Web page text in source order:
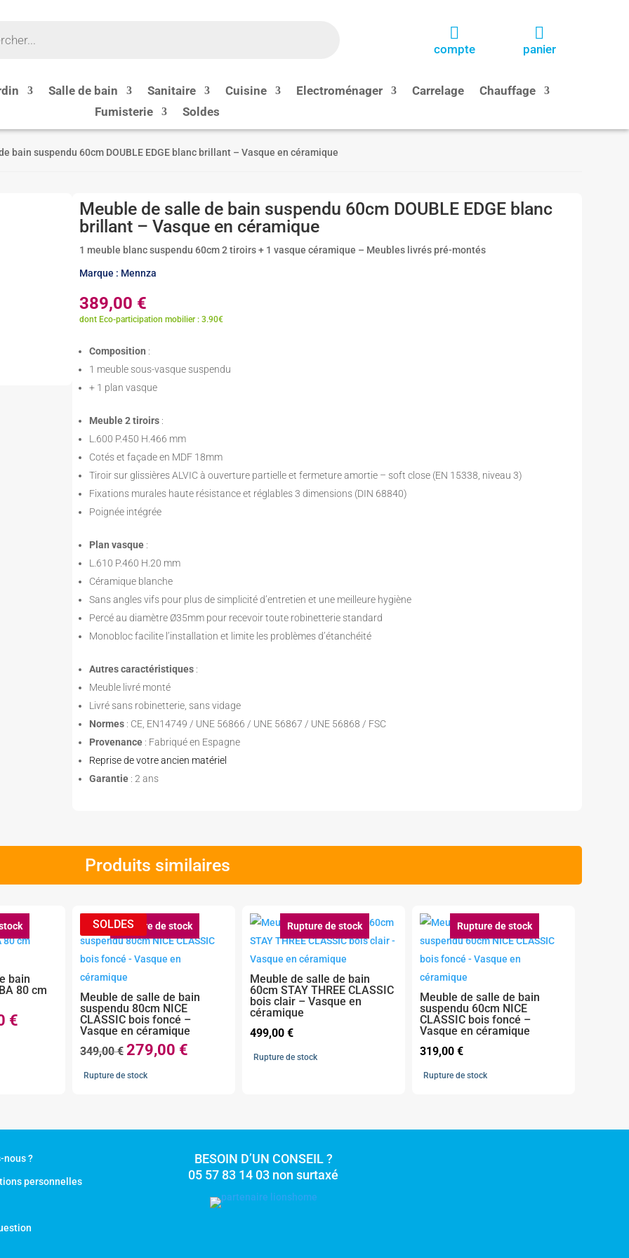

compte

panier
Salle de bain Sanitaire Cuisine Electroménager Carrelage
Chauffage
Fumisterie
Soldes
bain suspendu 60cm DOUBLE EDGE blanc brillant – Vasque en céramique
Meuble de salle de bain suspendu 60cm DOUBLE EDGE blanc
brillant – Vasque en céramique
1 meuble blanc suspendu 60cm 2 tiroirs + 1 vasque céramique – Meubles livrés pré-montés
Marque : Mennza
389,00 €
dont Eco-participation mobilier : 3.90€
Composition :
1 meuble sous-vasque suspendu
+ 1 plan vasque
Meuble 2 tiroirs :
L.600 P.450 H.466 mm
Cotés et façade en MDF 18mm
Tiroir sur glissières ALVIC à ouverture partielle et fermeture amortie – soft close (EN 15338, niveau 3)
Fixations murales haute résistance et réglables 3 dimensions (DIN 68840)
Poignée intégrée
Plan vasque :
L.610 P.460 H.20 mm
Céramique blanche
Sans angles vifs pour plus de simplicité d’entretien et une meilleure hygiène
Percé au diamètre Ø35mm pour recevoir toute robinetterie standard
Monobloc facilite l’installation et limite les problèmes d’étanchéité
Autres caractéristiques :
Meuble livré monté
Livré sans robinetterie, sans vidage
Normes : CE, EN14749 / UNE 56866 / UNE 56867 / UNE 56868 / FSC
Provenance : Fabriqué en Espagne
Reprise de votre ancien matériel
Garantie : 2 ans
Produits similaires
bain
80 cm
€
Rupture de stock
Meuble de salle de bain
suspendu 80cm NICE
CLASSIC bois foncé –
Vasque en céramique
349,00€ Le
prix
279,00 €
Rupture de stock
Rupture de stock
Meuble de salle de bain
60cm STAY THREE CLASSIC
bois clair – Vasque en
céramique
499,00 €
Rupture de stock
Rupture de stock
Meuble de salle de bain
suspendu 60cm NICE
CLASSIC bois foncé –
Vasque en céramique
319,00 €
Rupture de stock
nous ?
personnelles
BESOIN D’UN CONSEIL ?
05 57 83 14 03 non surtaxé